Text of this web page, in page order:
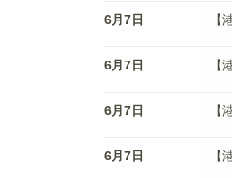
6月7日 【
6月7日 【
6月7日 【
6月7日 【